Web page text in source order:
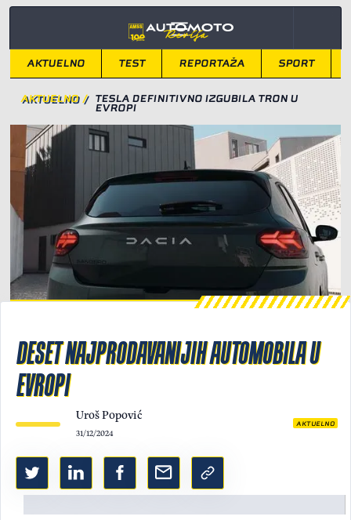
Light/Dark mode
AKTUELNO TEST REPORTAŽA SPORT
AKTUELNO / TESLA DEFINITIVNO IZGUBILA TRON U
EVROPI
DESET NAJPRODAVANIJIH AUTOMOBILA U
EVROPI
Uroš Popović
31/12/2024
AKTUELNO